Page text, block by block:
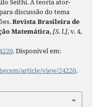
Seithi. A teoria ator-
discussão do tema
Revista Brasileira de
Matemática,[S. l.], v. 4,
. Disponível em:
article/view/24220.